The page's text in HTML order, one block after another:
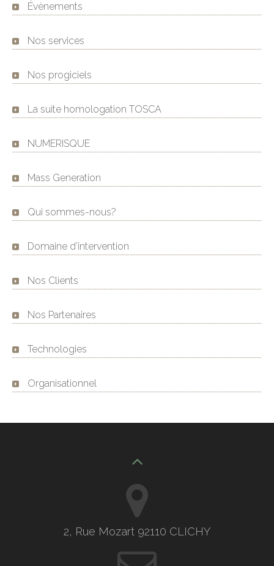
Évènements
Nos services
Nos progiciels
La suite homologation TOSCA
NUMERISQUE
Mass Generation
Qui sommes-nous?
Domaine d’intervention
Nos Clients
Nos Partenaires
Technologies
Organisationnel
2, Rue Mozart 92110 CLICHY